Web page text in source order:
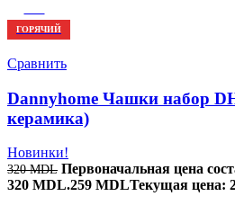
ГОРЯЧИЙ
Сравнить
Dannyhome Чашки набор
керамика)
Новинки!
320MDL Первоначальная цена
320 MDL.259 MDLТекущая цена: